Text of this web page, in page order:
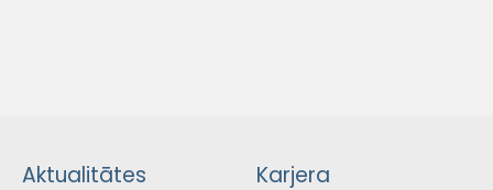
Aktualitātes Karjera